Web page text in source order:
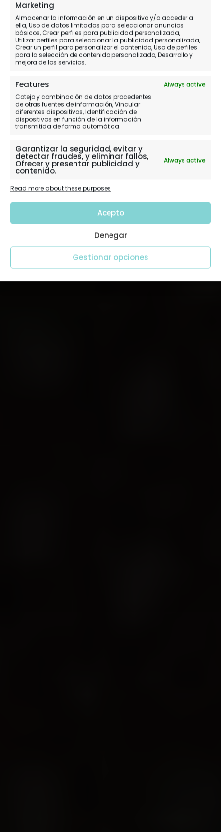
Marketing
Almacenar la información en un dispositivo y/o acceder a
ella, Uso de datos limitados para seleccionar anuncios
básicos, Crear perfiles para publicidad personalizada,
Utilizar perfiles para seleccionar la publicidad personalizada,
Crear un perfil para personalizar el contenido, Uso de perfiles
para la selección de contenido personalizado, Desarrollo y
mejora de los servicios.
Features
Always active
Cotejo y combinación de datos procedentes
de otras fuentes de información, Vincular
diferentes dispositivos, Identificación de
dispositivos en función de la información
transmitida de forma automática.
Garantizar la seguridad, evitar y
detectar fraudes, y eliminar fallos,
Ofrecer y presentar publicidad y
contenido.
Always active
Read more about these purposes
Acepto
Denegar
Gestionar opciones